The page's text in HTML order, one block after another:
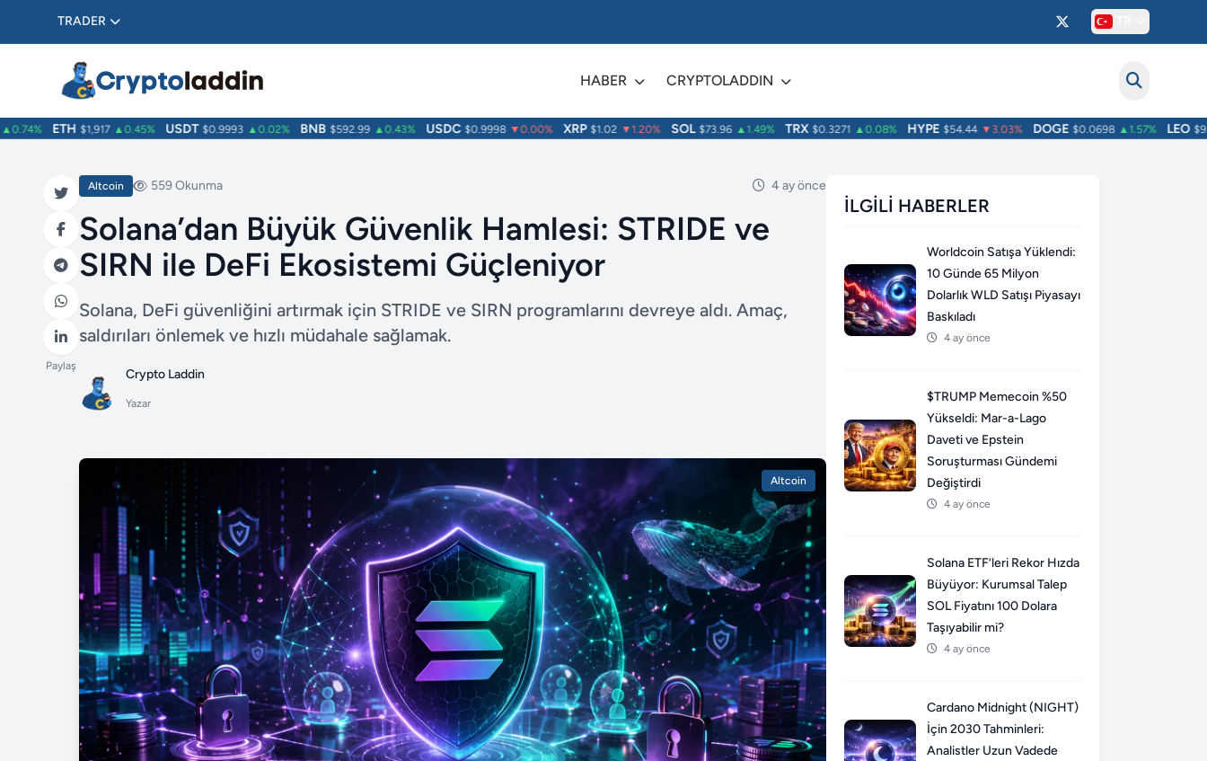
TRADER
HABER CRYPTOLADDIN
ETH $1,917 ▲0.45% USDT $0.9993 ▲0.02% BNB $592.99 ▲0.43% USDC $0.9998 ▼0.00% XRP $1.02 ▼1.20% SOL $73.96 ▲1.49% TRX $0.3271 ▲0.08% HYPE $54.44 ▼3.03% DOGE $0.0698 ▲1.57% LEO $9.76
Paylaş
Altcoin 559 Okunma 4 ay önce
Solana’dan Büyük Güvenlik Hamlesi: STRIDE ve
SIRN ile DeFi Ekosistemi Güçleniyor
Solana, DeFi güvenliğini artırmak için STRIDE ve SIRN programlarını devreye aldı. Amaç,
saldırıları önlemek ve hızlı müdahale sağlamak.
Crypto Laddin
Yazar
Altcoin
İLGILI HABERLER
Worldcoin Satışa Yüklendi:
10 Günde 65 Milyon
Dolarlık WLD Satışı Piyasayı
Baskıladı
4 ay önce
$TRUMP Memecoin %50
Yükseldi: Mar-a-Lago
Daveti ve Epstein
Soruşturması Gündemi
Değiştirdi
4 ay önce
Solana ETF’leri Rekor Hızda
Büyüyor: Kurumsal Talep
SOL Fiyatını 100 Dolara
Taşıyabilir mi?
4 ay önce
Cardano Midnight (NIGHT)
İçin 2030 Tahminleri:
Analistler Uzun Vadede